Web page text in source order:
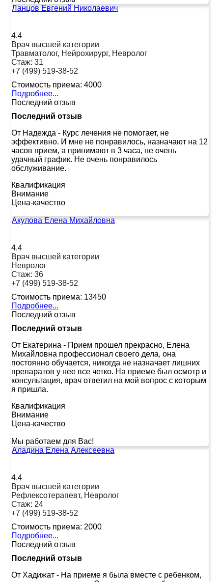
Ланцов Евгений Николаевич
4.4
Врач высшей категории
Травматолог, Нейрохирург, Невролог
Стаж: 31
+7 (499) 519-38-52
Стоимость приема: 4000
Подробнее...
Последний отзыв
Последний отзыв
От Надежда - Курс лечения не помогает, не
эффективно. И мне не понравилось, назначают на 12
часов прием, а принимают в 3 часа, не очень
удачный график. Не очень понравилось
обслуживание.
Квалификация
Внимание
Цена-качество
Акулова Елена Михайловна
4.4
Врач высшей категории
Невролог
Стаж: 36
+7 (499) 519-38-52
Стоимость приема: 13450
Подробнее...
Последний отзыв
Последний отзыв
От Екатерина - Прием прошел прекрасно, Елена
Михайловна профессионал своего дела, она
постоянно обучается, никогда не назначает лишних
препаратов у нее все четко. На приеме был осмотр и
консультация, врач ответил на мой вопрос с которым
я пришла.
Квалификация
Внимание
Цена-качество
Мы работаем для Вас!
Аладина Елена Алексеевна
4.4
Врач высшей категории
Рефлексотерапевт, Невролог
Стаж: 24
+7 (499) 519-38-52
Стоимость приема: 2000
Подробнее...
Последний отзыв
Последний отзыв
От Хадижат - На приеме я была вместе с ребенком,